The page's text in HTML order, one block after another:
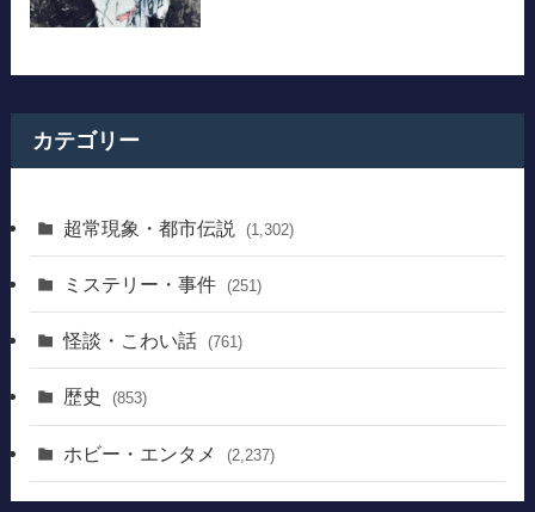
カテゴリー
超常現象・都市伝説 (1,302)
ミステリー・事件 (251)
怪談・こわい話 (761)
歴史 (853)
ホビー・エンタメ (2,237)